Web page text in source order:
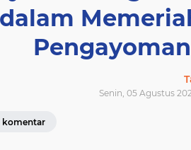
dalam
Senin, 05 Agustus
komentar